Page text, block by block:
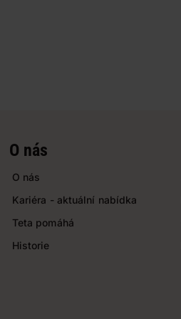
O nás
O nás
Kariéra - aktuální nabídka
Teta pomáhá
Historie